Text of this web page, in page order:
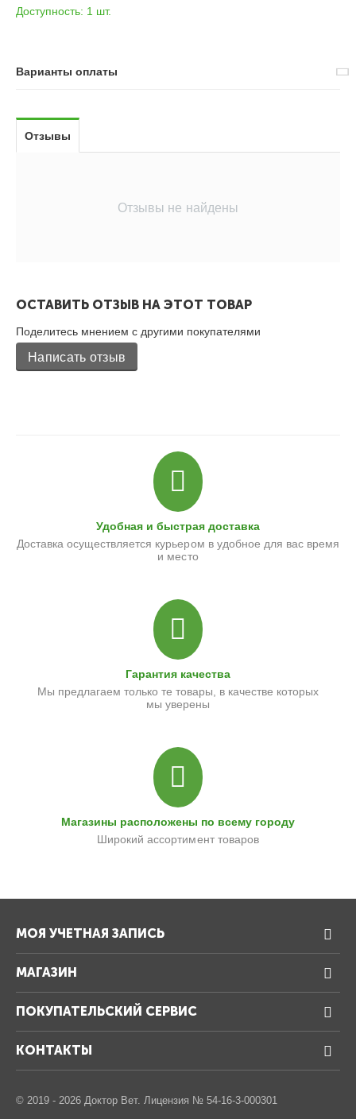
Доступность: 1 шт.
Варианты оплаты
Отзывы
Отзывы не найдены
ОСТАВИТЬ ОТЗЫВ НА ЭТОТ ТОВАР
Поделитесь мнением с другими покупателями
Написать отзыв
Удобная и быстрая доставка
Доставка осуществляется курьером в удобное для вас время
и место
Гарантия качества
Мы предлагаем только те товары, в качестве которых
мы уверены
Магазины расположены по всему городу
Широкий ассортимент товаров
МОЯ УЧЕТНАЯ ЗАПИСЬ
МАГАЗИН
ПОКУПАТЕЛЬСКИЙ СЕРВИС
КОНТАКТЫ
© 2019 - 2026 Доктор Вет. Лицензия № 54-16-3-000301